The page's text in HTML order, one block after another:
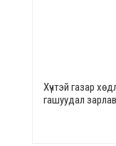
Хүчтэй газар
гашуудал зарлав